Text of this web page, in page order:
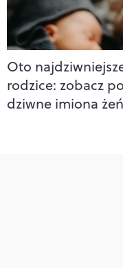
Oto
rodzice: zobacz
dziwne imiona